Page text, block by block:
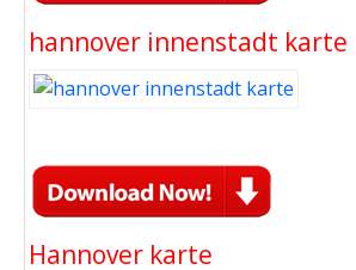
hannover innenstadt karte
Hannover karte